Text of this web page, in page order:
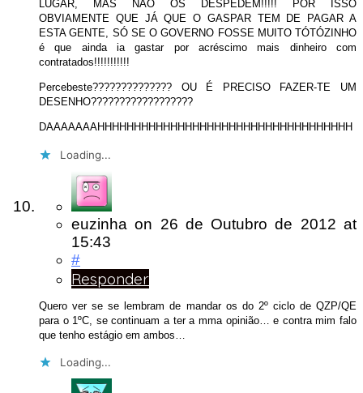
LUGAR, MAS NÃO OS DESPEDEM!!!!! POR ISSO
OBVIAMENTE QUE JÁ QUE O GASPAR TEM DE PAGAR A
ESTA GENTE, SÓ SE O GOVERNO FOSSE MUITO TÓTÓZINHO
é que ainda ia gastar por acréscimo mais dinheiro com
contratados!!!!!!!!!!!
Percebeste?????????????? OU É PRECISO FAZER-TE UM
DESENHO??????????????????
DAAAAAAAHHHHHHHHHHHHHHHHHHHHHHHHHHHHHHHHHHH
Loading...
euzinha on 26 de Outubro de 2012at
15:43
#
Responder
Quero ver se se lembram de mandar os do 2º ciclo de QZP/QE
para o 1ºC, se continuam a ter a mma opinião… e contra mim falo
que tenho estágio em ambos…
Loading...